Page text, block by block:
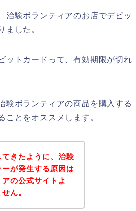
治験ボランティアのお店でデビッ
ました。
ットカードって、有効期限が切れ
験ボランティアの商品を購入する
ことをオススメします。
きたように、治験
が発生する原因は
の公式サイトよ
ん。